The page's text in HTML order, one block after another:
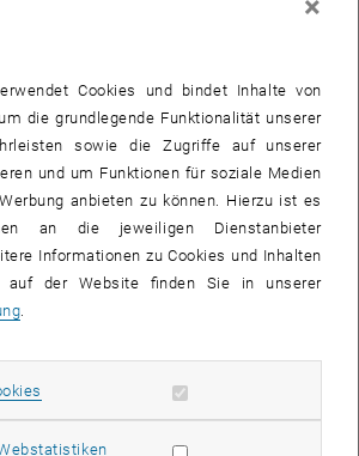
Sensation? JournalistInnen aus der
geben Einblick in ihre Arbeit
und Anforderungen im
und tauschen sich im Rahmen der
TU-ForscherInnen aus. (<link dle pr
_blank link_intern>Review)
der beiden Journalisten Gerhard Roth
"Probleme" mit Medien zu thematisieren.
Cookies und bindet Inhalte von
die grundlegende Funktionalität unserer
sowie die Zugriffe auf unserer
und um Funktionen für soziale Medien
anbieten zu können. Hierzu ist es
an die jeweiligen Dienstanbieter
Informationen zu Cookies und Inhalten
auf der Website finden Sie in unserer
.
Erforderliche Cookies zulassen
Statistik Cookies zulassen